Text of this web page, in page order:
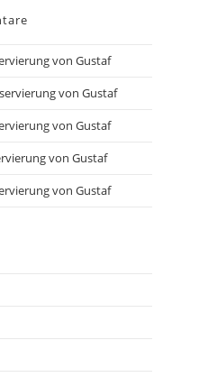
von Gustaf
von Gustaf
von Gustaf
von Gustaf
von Gustaf